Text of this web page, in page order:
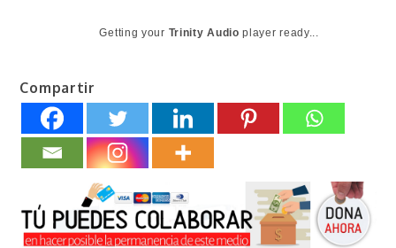
Getting your Trinity Audio player ready...
Compartir